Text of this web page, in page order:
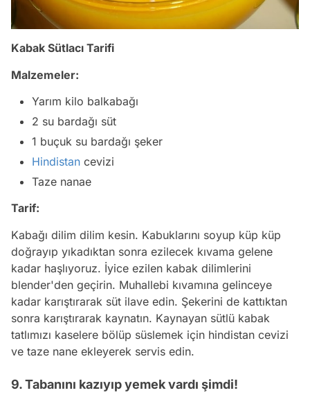
Kabak Sütlacı Tarifi
Malzemeler:
Yarım kilo balkabağı
2 su bardağı süt
1 buçuk su bardağı şeker
Hindistan cevizi
Taze nanae
Tarif:
Kabağı dilim dilim kesin. Kabuklarını soyup küp küp
doğrayıp yıkadıktan sonra ezilecek kıvama gelene
kadar haşlıyoruz. İyice ezilen kabak dilimlerini
blender'den geçirin. Muhallebi kıvamına gelinceye
kadar karıştırarak süt ilave edin. Şekerini de kattıktan
sonra karıştırarak kaynatın. Kaynayan sütlü kabak
tatlımızı kaselere bölüp süslemek için hindistan cevizi
ve taze nane ekleyerek servis edin.
9. Tabanını kazıyıp yemek vardı şimdi!